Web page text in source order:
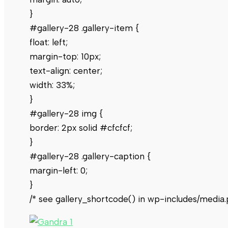
}
#gallery-28 .gallery-item {
float: left;
margin-top: 10px;
text-align: center;
width: 33%;
}
#gallery-28 img {
border: 2px solid #cfcfcf;
}
#gallery-28 .gallery-caption {
margin-left: 0;
}
/* see gallery_shortcode() in wp-includes/